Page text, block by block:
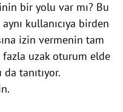
bir yolu var mı? Bu
kullanıcıya birden
izin vermenin tam
fazla uzak oturum elde
tanıtıyor.